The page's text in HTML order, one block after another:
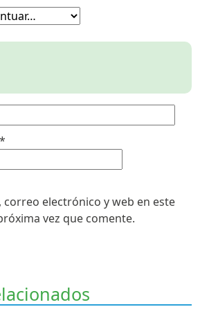
*
electrónico y web en este
vez que comente.